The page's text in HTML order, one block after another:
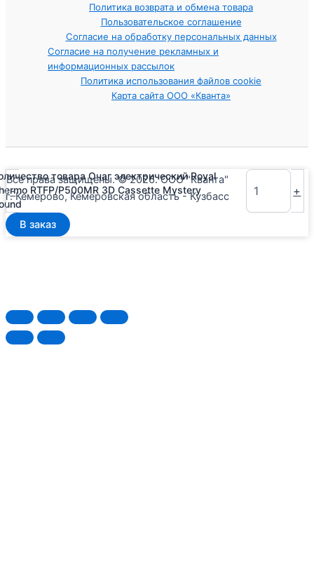
Политика возврата и обмена товара
Пользовательское соглашение
Согласие на обработку персональных данных
Согласие на получение рекламных и
информационных рассылок
Политика использования файлов cookie
Карта сайта ООО «Кванта»
Все права защищены. © 2026. ООО "Кванта"
г. Кемерово, Кемеровская область - Кузбасс
-
товара Очаг электрический Royal
RTFP/P500MR 3D Cassette Mystery
+
В заказ